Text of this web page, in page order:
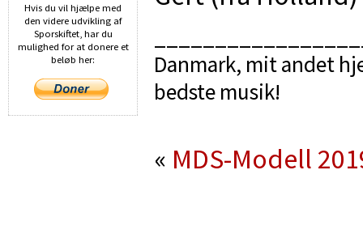
Danmark, mit andet
bedste musik!
« MDS-Modell
Hvis du vil hjælpe med
den videre udvikling af
Sporskiftet, har du
mulighed for at donere et
beløb her: